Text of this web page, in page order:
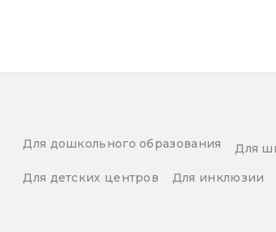
Для дошкольного образования
Для
Для детских центров
Для инклюзии